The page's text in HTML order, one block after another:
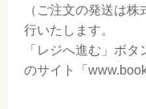
（ご注文の発送は
行いたします。
「レジへ進む」ボ
のサイト「